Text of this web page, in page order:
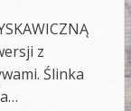
z
Ślinka